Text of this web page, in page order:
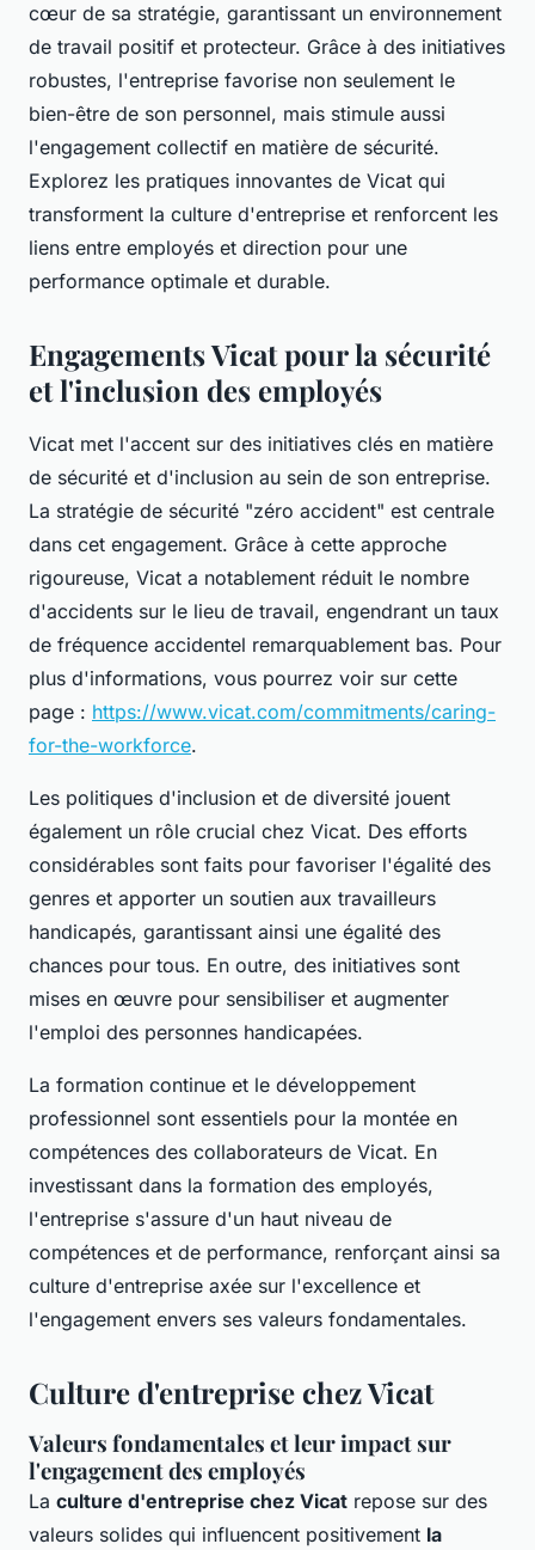
cœur de sa stratégie, garantissant un environnement
de travail positif et protecteur. Grâce à des initiatives
robustes, l'entreprise favorise non seulement le
bien-être de son personnel, mais stimule aussi
l'engagement collectif en matière de sécurité.
Explorez les pratiques innovantes de Vicat qui
transforment la culture d'entreprise et renforcent les
liens entre employés et direction pour une
performance optimale et durable.
Engagements Vicat pour la sécurité
et l'inclusion des employés
Vicat met l'accent sur des initiatives clés en matière
de sécurité et d'inclusion au sein de son entreprise.
La stratégie de sécurité "zéro accident" est centrale
dans cet engagement. Grâce à cette approche
rigoureuse, Vicat a notablement réduit le nombre
d'accidents sur le lieu de travail, engendrant un taux
de fréquence accidentel remarquablement bas. Pour
plus d'informations, vous pourrez voir sur cette
page : https://www.vicat.com/commitments/caring-
for-the-workforce.
Les politiques d'inclusion et de diversité jouent
également un rôle crucial chez Vicat. Des efforts
considérables sont faits pour favoriser l'égalité des
genres et apporter un soutien aux travailleurs
handicapés, garantissant ainsi une égalité des
chances pour tous. En outre, des initiatives sont
mises en œuvre pour sensibiliser et augmenter
l'emploi des personnes handicapées.
La formation continue et le développement
professionnel sont essentiels pour la montée en
compétences des collaborateurs de Vicat. En
investissant dans la formation des employés,
l'entreprise s'assure d'un haut niveau de
compétences et de performance, renforçant ainsi sa
culture d'entreprise axée sur l'excellence et
l'engagement envers ses valeurs fondamentales.
Culture d'entreprise chez Vicat
Valeurs fondamentales et leur impact sur
l'engagement des employés
La culture d'entreprise chez Vicat repose sur des
valeurs solides qui influencent positivement la